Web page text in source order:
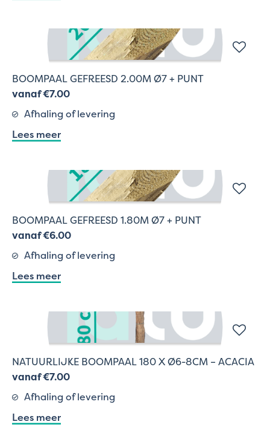
BOOMPAAL GEFREESD 2.00M Ø7 + PUNT
vanaf €7.00
Afhaling of levering
Lees meer
BOOMPAAL GEFREESD 1.80M Ø7 + PUNT
vanaf €6.00
Afhaling of levering
Lees meer
NATUURLIJKE BOOMPAAL 180 X Ø6-8CM – ACACIA
vanaf €7.00
Afhaling of levering
Lees meer